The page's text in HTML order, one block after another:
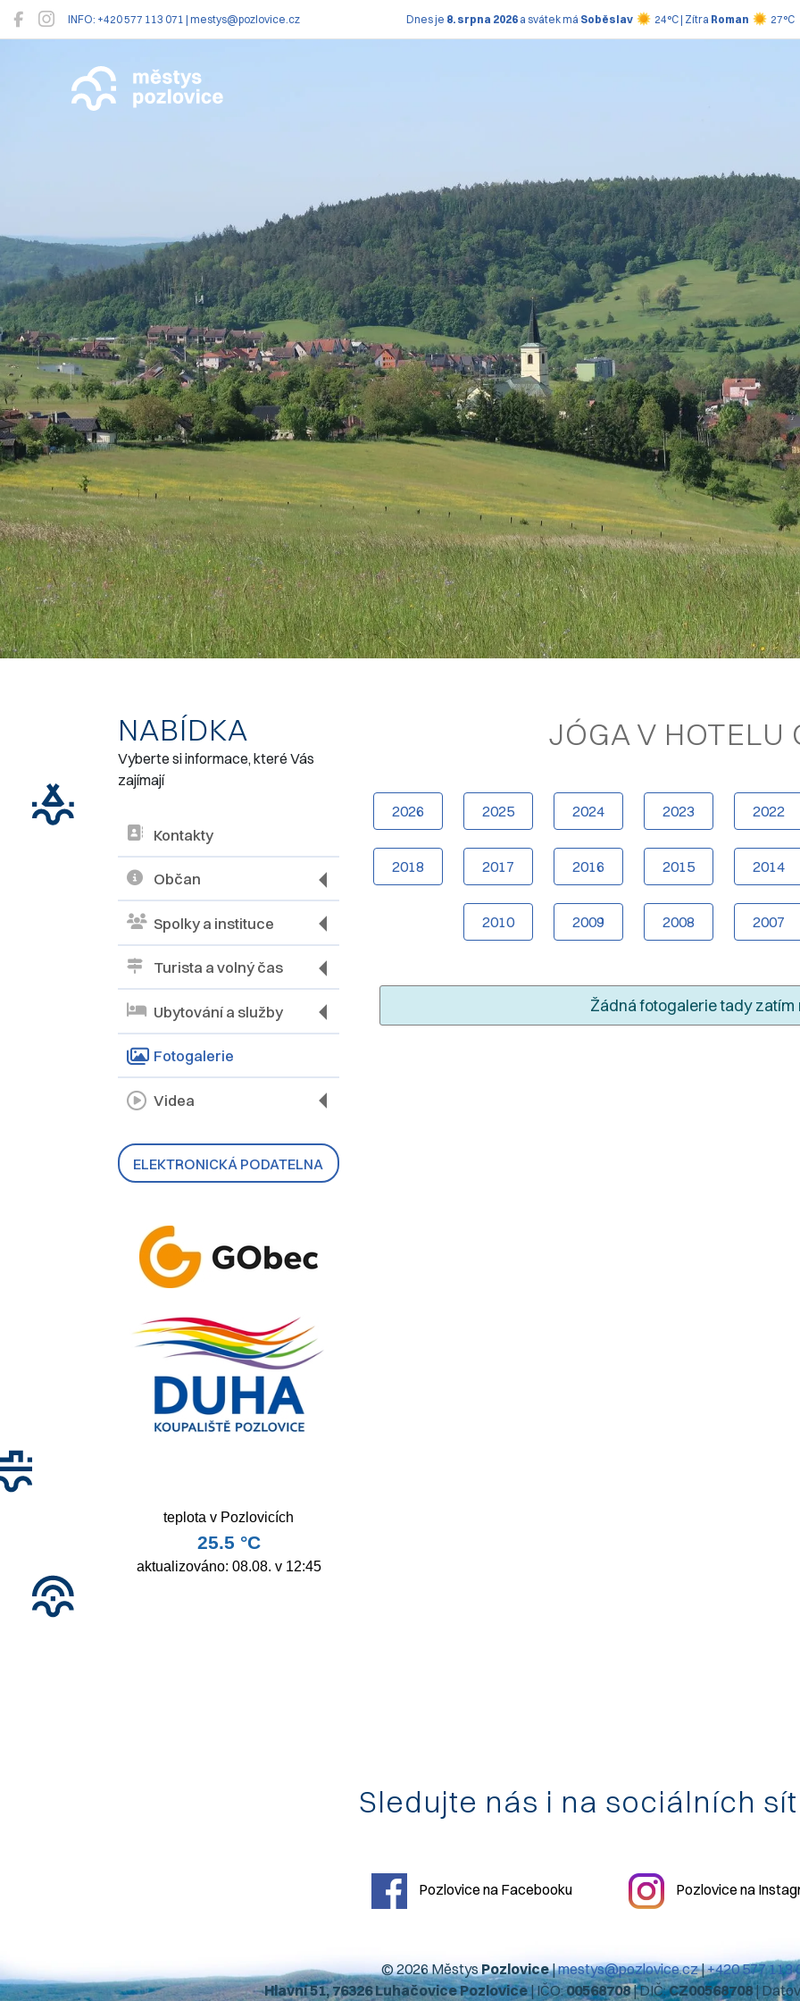
INFO: +420 577 113 071 | mestys@pozlovice.cz Dnes je 8. srpna 2026a svátek má Soběslav 24°C | Zítra Roman 27°C
Pozlovice
NABÍDKA
Vyberte si informace, které Vás
zajímají
Kontakty
Občan
Spolky a instituce
Turista a volný čas
Ubytování a služby
Fotogalerie
Videa
ELEKTRONICKÁ PODATELNA
JÓGA V HOTELU
2026 2025 2024 2023 2022
2018 2017 2016 2015 2014
2010 2009 2008 2007
Žádná fotogalerie tady zatím
Sledujte nás i na sociálních
Pozlovice na Facebooku Pozlovice na
© 2026 MěstysPozlovice|mestys@pozlovice.cz|+420 577 113
Hlavní 51, 76326 Luhačovice Pozlovice| IČO:00568708| DIČ:CZ00568708|